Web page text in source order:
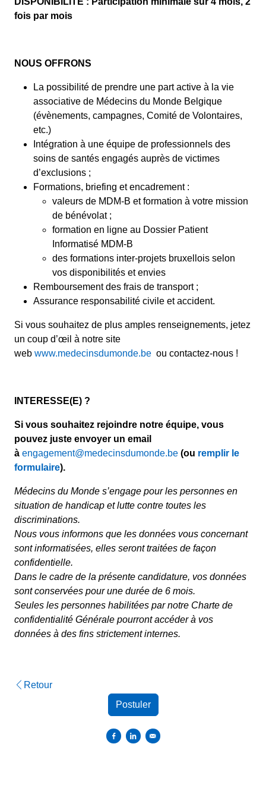
fois par mois
NOUS OFFRONS
La possibilité de prendre une part active à la vie
associative de Médecins du Monde Belgique
(évènements, campagnes, Comité de Volontaires,
etc.)
Intégration à une équipe de professionnels des
soins de santés engagés auprès de victimes
d’exclusions ;
Formations, briefing et encadrement :
valeurs de MDM-B et formation à votre mission
de bénévolat ;
formation en ligne au Dossier Patient
Informatisé MDM-B
des formations inter-projets bruxellois selon
vos disponibilités et envies
Remboursement des frais de transport ;
Assurance responsabilité civile et accident.
Si vous souhaitez de plus amples renseignements, jetez
un coup d’œil à notre site
web www.medecinsdumonde.be ou contactez-nous !
INTERESSE(E) ?
Si vous souhaitez rejoindre notre équipe, vous
pouvez juste envoyer un email
à engagement@medecinsdumonde.be (ou remplir le
formulaire).
Médecins du Monde s’engage pour les personnes en
situation de handicap et lutte contre toutes les
discriminations.
Nous vous informons que les données vous concernant
sont informatisées, elles seront traitées de façon
confidentielle.
Dans le cadre de la présente candidature, vos données
sont conservées pour une durée de 6 mois.
Seules les personnes habilitées par notre Charte de
confidentialité Générale pourront accéder à vos
données à des fins strictement internes.
Retour
Postuler
Partager sur Facebook
Partager sur Linkedin
Envoyer par courriel